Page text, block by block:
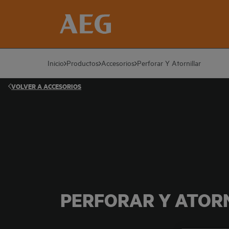
Inicio Productos Accesorios Perforar Y Atornillar
VOLVER AACCESORIOS
PERFORAR Y